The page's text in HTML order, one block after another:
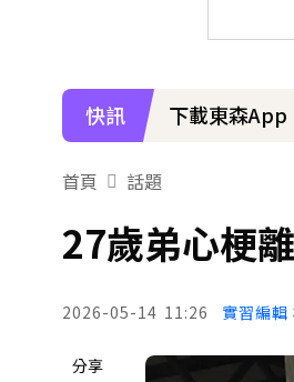
快訊 下載東森App
首頁 話題
27歲弟心梗
2026-05-14 11:26 實習編輯
分享